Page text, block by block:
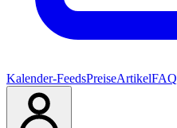
Kalender-FeedsPreiseArtikelFAQ